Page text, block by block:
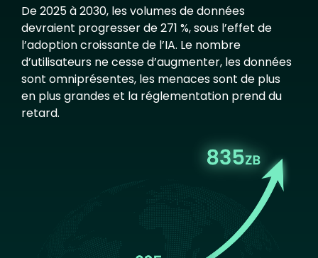
De 2025 à 2030, les volumes de données
devraient progresser de 271 %, sous l’effet de
l’adoption croissante de l’IA. Le nombre
d’utilisateurs ne cesse d’augmenter, les données
sont omniprésentes, les menaces sont de plus
en plus grandes et la réglementation prend du
retard.